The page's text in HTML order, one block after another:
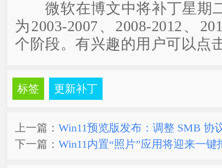
微软在博文中将补丁星期
为2003-2007、2008-2012、
个阶段。有兴趣的用户可以点
标签 更新补丁
上一篇： Win11预览版发布：调整 SMB
下一篇： Win11内置“照片”应用将迎来一